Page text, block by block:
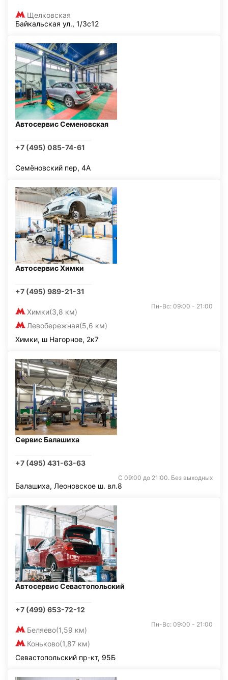
Щелковская
Байкальская ул., 1/3с12
Автосервис Семеновская
+7 (495) 085-74-61
Семёновский пер, 4А
Автосервис Химки
+7 (495) 989-21-31
Химки(3,8 км)
Левобережная(5,6 км)
Пн-Вс: 09:00 - 21:00
Химки, ш Нагорное, 2к7
Сервис Балашиха
+7 (495) 431-63-63
С 09:00 до 21:00. Без выходных
Балашиха, Леоновское ш. вл.8
Автосервис Севастопольский
+7 (499) 653-72-12
Беляево(1,59 км)
Коньково(1,87 км)
Пн-Вс: 09:00 - 21:00
Севастопольский пр-кт, 95Б